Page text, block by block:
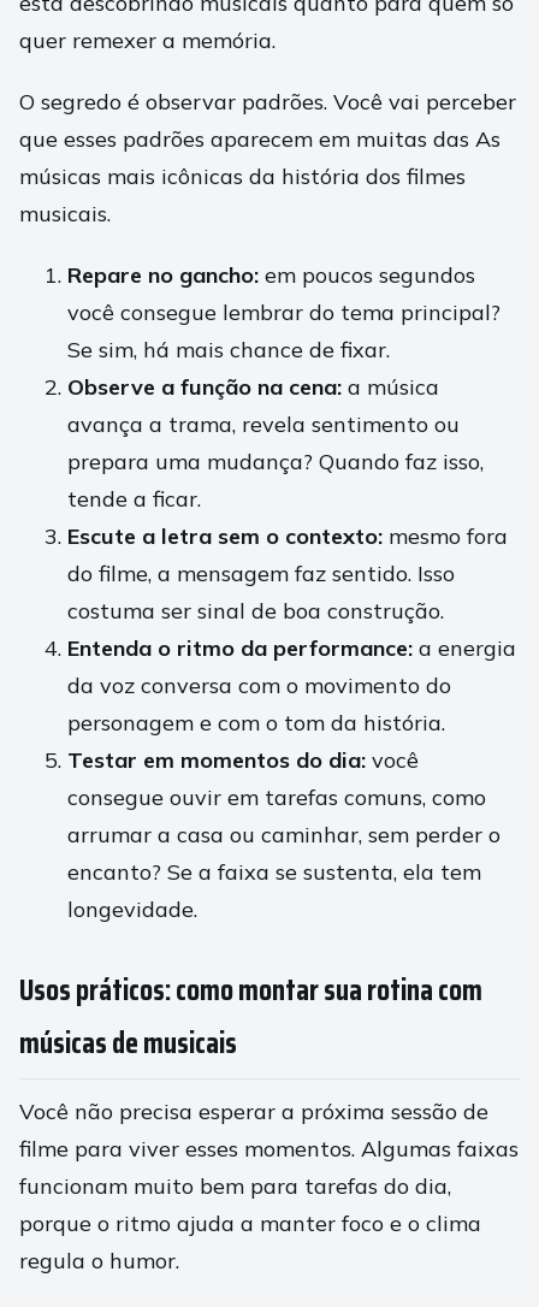
quer remexer a memória.
O segredo é observar padrões. Você vai perceber
que esses padrões aparecem em muitas das As
músicas mais icônicas da história dos filmes
musicais.
Repare no gancho: em poucos segundos
você consegue lembrar do tema principal?
Se sim, há mais chance de fixar.
Observe a função na cena: a música
avança a trama, revela sentimento ou
prepara uma mudança? Quando faz isso,
tende a ficar.
Escute a letra sem o contexto: mesmo fora
do filme, a mensagem faz sentido. Isso
costuma ser sinal de boa construção.
Entenda o ritmo da performance: a energia
da voz conversa com o movimento do
personagem e com o tom da história.
Testar em momentos do dia: você
consegue ouvir em tarefas comuns, como
arrumar a casa ou caminhar, sem perder o
encanto? Se a faixa se sustenta, ela tem
longevidade.
Usos práticos: como montar sua rotina com
músicas de musicais
Você não precisa esperar a próxima sessão de
filme para viver esses momentos. Algumas faixas
funcionam muito bem para tarefas do dia,
porque o ritmo ajuda a manter foco e o clima
regula o humor.